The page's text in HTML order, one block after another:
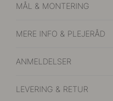
MÅL & MONTERING
MERE INFO & PLEJERÅD
ANMELDELSER
LEVERING & RETUR